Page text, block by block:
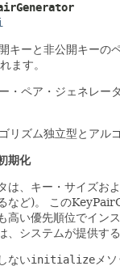
ーと非公開キーの
ます。
・ペア・ジェネレー
リズム独立型とアル
期化
は、キー・サイズお
など)。
この
高い優先順位でイン
、システムが提供す
ないinitialize メ